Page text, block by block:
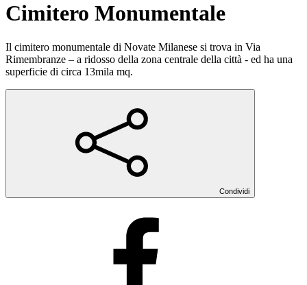
Cimitero Monumentale
Il cimitero monumentale di Novate Milanese si trova in Via
Rimembranze – a ridosso della zona centrale della città - ed ha una
superficie di circa 13mila mq.
Condividi